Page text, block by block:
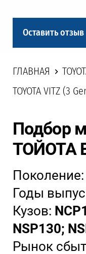
Оставить отзыв
ГЛАВНАЯ
TOYOTA VITZ (3
Подбор
ТОЙОТА
Поколение:
Годы
Кузов:
NSP130;
Рынок